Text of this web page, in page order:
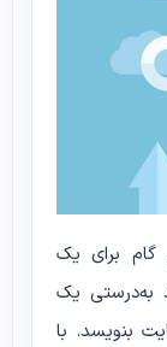
گام برای یک
به‌درستی یک
بنویسد. با